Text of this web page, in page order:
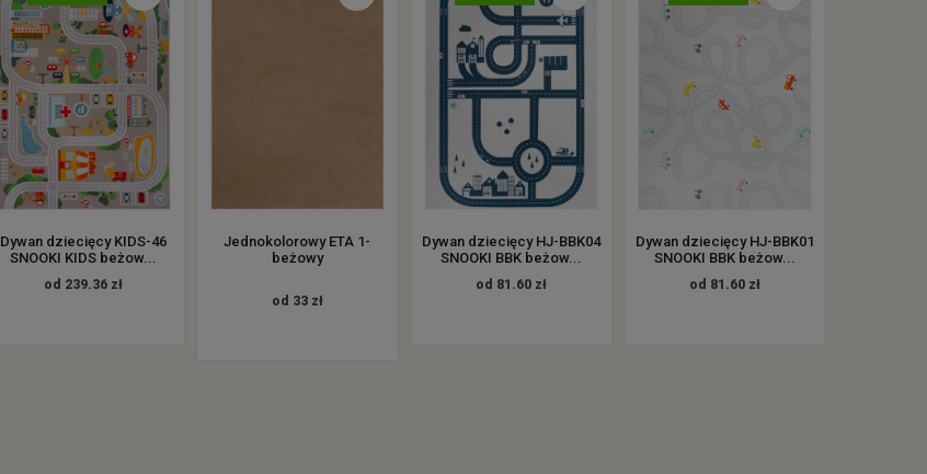
Dywan dziecięcy KIDS-46
SNOOKI KIDS beżow...
od 239.36 zł
Jednokolorowy ETA 1-
beżowy
od 33 zł
Dywan dziecięcy HJ-BBK04
SNOOKI BBK beżow...
od 81.60 zł
Dywan dziecięcy HJ-BBK01
SNOOKI BBK beżow...
od 81.60 zł